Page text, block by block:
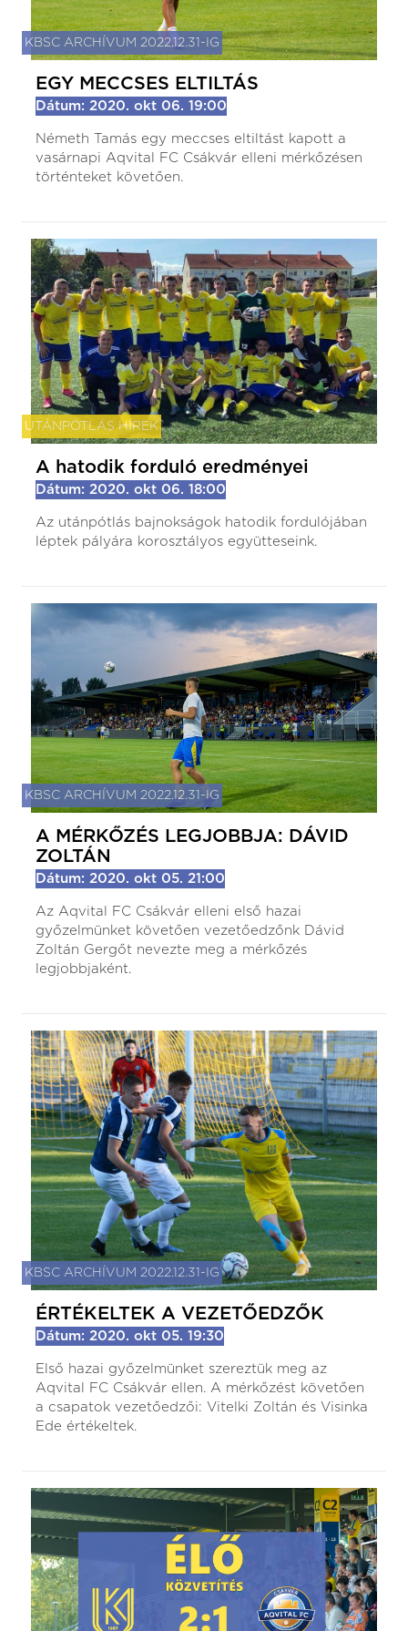
KBSC ARCHÍVUM 2022.12.31-IG
EGY MECCSES ELTILTÁS
Dátum: 2020. okt 06. 19:00
Németh Tamás egy meccses eltiltást kapott a
vasárnapi Aqvital FC Csákvár elleni mérkőzésen
történteket követően.
UTÁNPÓTLÁS HÍREK
A hatodik forduló eredményei
Dátum: 2020. okt 06. 18:00
Az utánpótlás bajnokságok hatodik fordulójában
léptek pályára korosztályos együtteseink.
KBSC ARCHÍVUM 2022.12.31-IG
A MÉRKŐZÉS LEGJOBBJA: DÁVID
ZOLTÁN
Dátum: 2020. okt 05. 21:00
Az Aqvital FC Csákvár elleni első hazai
győzelmünket követően vezetőedzőnk Dávid
Zoltán Gergőt nevezte meg a mérkőzés
legjobbjaként.
KBSC ARCHÍVUM 2022.12.31-IG
ÉRTÉKELTEK A VEZETŐEDZŐK
Dátum: 2020. okt 05. 19:30
Első hazai győzelmünket szereztük meg az
Aqvital FC Csákvár ellen. A mérkőzést követően
a csapatok vezetőedzői: Vitelki Zoltán és Visinka
Ede értékeltek.